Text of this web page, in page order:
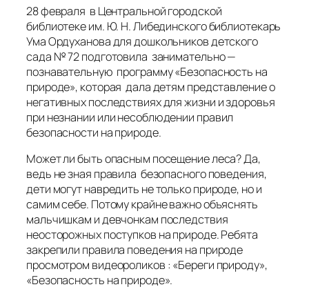
28 февраля в Центральной городской
библиотеке им. Ю. Н. Либединского библиотекарь
Ума Ордуханова для дошкольников детского
сада № 72 подготовила занимательно —
познавательную программу «Безопасность на
природе», которая дала детям представление о
негативных последствиях для жизни и здоровья
при незнании или несоблюдении правил
безопасности на природе.
Может ли быть опасным посещение леса? Да,
ведь не зная правила безопасного поведения,
дети могут навредить не только природе, но и
самим себе. Потому крайне важно объяснять
мальчишкам и девчонкам последствия
неосторожных поступков на природе. Ребята
закрепили правила поведения на природе
просмотром видеороликов : «Береги природу»,
«Безопасность на природе».